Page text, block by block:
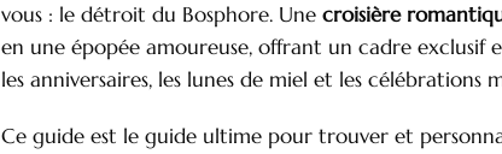
vous : le détroit du Bosphore. Unecroisière
en une épopée amoureuse, offrant un cadre exclusif
les anniversaires, les lunes de miel et les célébrations
Ce guide est le guide ultime pour trouver et